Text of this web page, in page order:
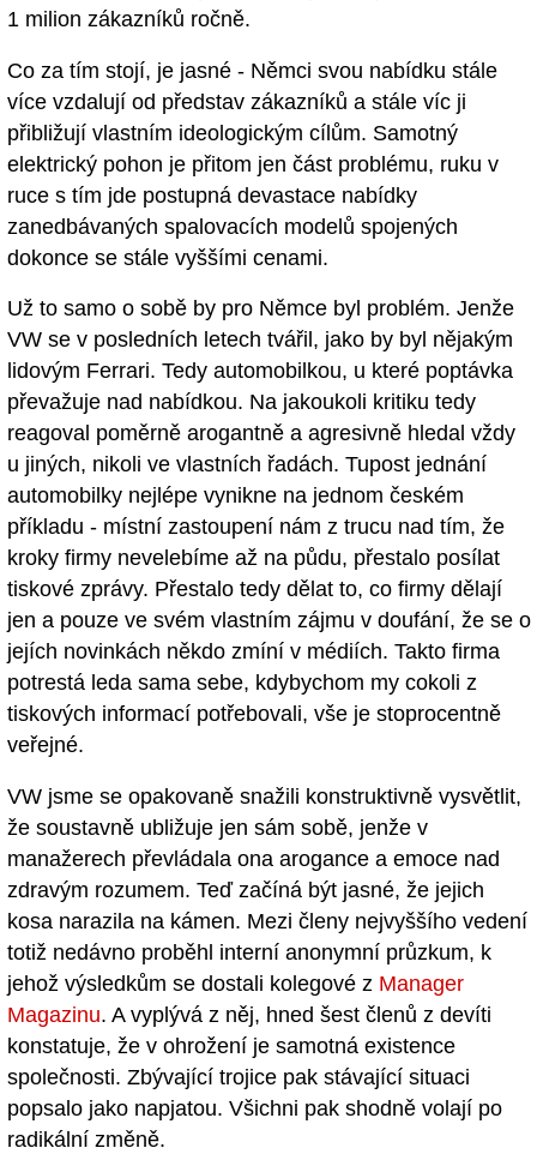
1 milion zákazníků ročně.
Co za tím stojí, je jasné - Němci svou nabídku stále
více vzdalují od představ zákazníků a stále víc ji
přibližují vlastním ideologickým cílům. Samotný
elektrický pohon je přitom jen část problému, ruku v
ruce s tím jde postupná devastace nabídky
zanedbávaných spalovacích modelů spojených
dokonce se stále vyššími cenami.
Už to samo o sobě by pro Němce byl problém. Jenže
VW se v posledních letech tvářil, jako by byl nějakým
lidovým Ferrari. Tedy automobilkou, u které poptávka
převažuje nad nabídkou. Na jakoukoli kritiku tedy
reagoval poměrně arogantně a agresivně hledal vždy
u jiných, nikoli ve vlastních řadách. Tupost jednání
automobilky nejlépe vynikne na jednom českém
příkladu - místní zastoupení nám z trucu nad tím, že
kroky firmy nevelebíme až na půdu, přestalo posílat
tiskové zprávy. Přestalo tedy dělat to, co firmy dělají
jen a pouze ve svém vlastním zájmu v doufání, že se o
jejích novinkách někdo zmíní v médiích. Takto firma
potrestá leda sama sebe, kdybychom my cokoli z
tiskových informací potřebovali, vše je stoprocentně
veřejné.
VW jsme se opakovaně snažili konstruktivně vysvětlit,
že soustavně ubližuje jen sám sobě, jenže v
manažerech převládala ona arogance a emoce nad
zdravým rozumem. Teď začíná být jasné, že jejich
kosa narazila na kámen. Mezi členy nejvyššího vedení
totiž nedávno proběhl interní anonymní průzkum, k
jehož výsledkům se dostali kolegové z Manager
Magazinu. A vyplývá z něj, hned šest členů z devíti
konstatuje, že v ohrožení je samotná existence
společnosti. Zbývající trojice pak stávající situaci
popsalo jako napjatou. Všichni pak shodně volají po
radikální změně.